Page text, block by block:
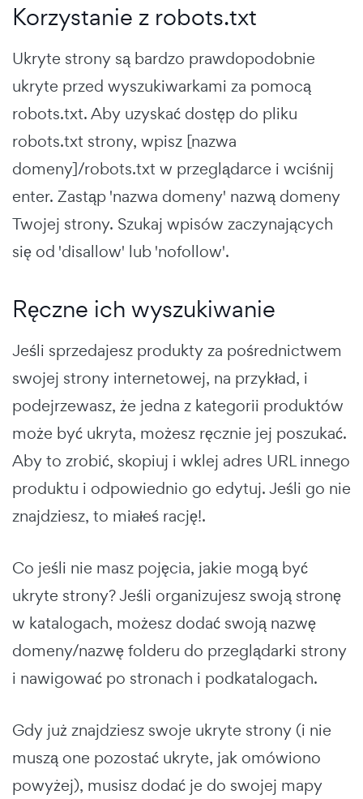
Korzystanie z robots.txt
Ukryte strony są bardzo prawdopodobnie
ukryte przed wyszukiwarkami za pomocą
robots.txt. Aby uzyskać dostęp do pliku
robots.txt strony, wpisz [nazwa
domeny]/robots.txt w przeglądarce i wciśnij
enter. Zastąp 'nazwa domeny' nazwą domeny
Twojej strony. Szukaj wpisów zaczynających
się od 'disallow' lub 'nofollow'.
Ręczne ich wyszukiwanie
Jeśli sprzedajesz produkty za pośrednictwem
swojej strony internetowej, na przykład, i
podejrzewasz, że jedna z kategorii produktów
może być ukryta, możesz ręcznie jej poszukać.
Aby to zrobić, skopiuj i wklej adres URL innego
produktu i odpowiednio go edytuj. Jeśli go nie
znajdziesz, to miałeś rację!.
Co jeśli nie masz pojęcia, jakie mogą być
ukryte strony? Jeśli organizujesz swoją stronę
w katalogach, możesz dodać swoją nazwę
domeny/nazwę folderu do przeglądarki strony
i nawigować po stronach i podkatalogach.
Gdy już znajdziesz swoje ukryte strony (i nie
muszą one pozostać ukryte, jak omówiono
powyżej), musisz dodać je do swojej mapy